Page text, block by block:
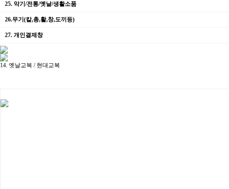
25. 악기/전통/옛날/생활소품
26.무기(칼,총,활,창,도끼등)
27. 개인결제창
14. 옛날교복 / 현대교복